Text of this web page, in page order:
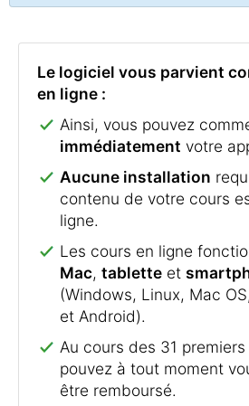
Le logiciel vous parvient
en ligne :
Ainsi, vous pouvez
immédiatement votre
Aucune installation
contenu de votre cours
ligne.
Les cours en ligne
Mac, tablette et
(Windows, Linux, Mac
et Android).
Au cours des 31
pouvez à tout moment
être remboursé.